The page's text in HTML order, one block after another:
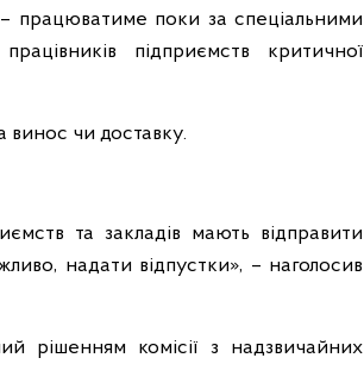
працюватиме поки за спеціальними
підприємств критичної
винос чи доставку.
та закладів мають відправити
надати відпустки», – наголосив
рішенням комісії з надзвичайних